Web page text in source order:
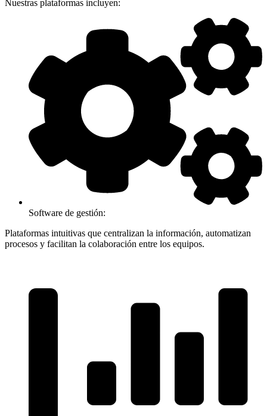
Nuestras plataformas incluyen:
Software de gestión:
Plataformas intuitivas que centralizan la información, automatizan
procesos y facilitan la colaboración entre los equipos.